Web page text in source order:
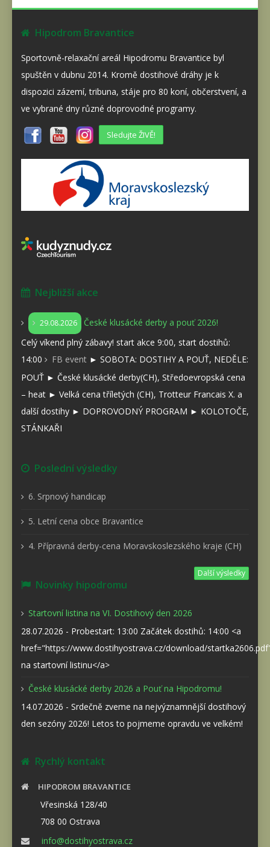
Hipodrom Bravantice
Sportovně-relaxační areál Hipodromu Bravantice byl
spuštěn v dubnu 2014. Kromě dostihové dráhy je k
dispozici zázemí, tribuna, stáje pro 80 koní, občerstvení, a
ve vybrané dny různé doprovodné programy.
Sledujte ŽIVĚ!
Nejbližší akce
29.08.2026
České klusácké derby a pouť 2026!
Celý víkend plný zábavy! start akce 9:00, start dostihů:
14:00
FB event ► SOBOTA: DOSTIHY A POUŤ, NEDĚLE:
POUŤ ► České klusácké derby(CH), Středoevropská cena
– heat ► Velká cena tříletých (CH), Trotteur Francais X. a
další dostihy ► DOPROVODNÝ PROGRAM ► KOLOTOČE,
STÁNKAŘI
Poslední výsledky
6. Srpnový handicap
5. Letní cena obce Bravantice
4. Přípravná derby-cena Moravskoslezského kraje (CH)
Další výsledky
Novinky hipodromu
Startovní listina na VI. Dostihový den 2026
28.07.2026 - Probestart: 13:00 Začátek dostihů: 14:00 <a
href="https://www.dostihyostrava.cz/download/
na startovní listinu</a>
České klusácké derby 2026 a Pouť na Hipodromu!
14.07.2026 - Srdečně zveme na nejvýznamnější dostihový
den sezóny 2026! Letos to pojmeme opravdu ve velkém!
Rychlý kontakt
HIPODROM BRAVANTICE
Vřesinská 128/40
708 00 Ostrava
info@dostihyostrava.cz